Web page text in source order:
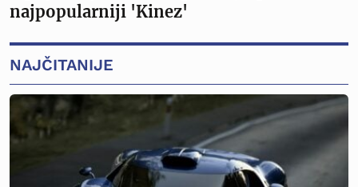
najpopularniji 'Kinez'
NAJČITANIJE